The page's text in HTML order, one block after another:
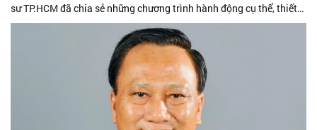
sư TP.HCM đã chia sẻ những chương trình hành động cụ thể, thiết
thực thông...